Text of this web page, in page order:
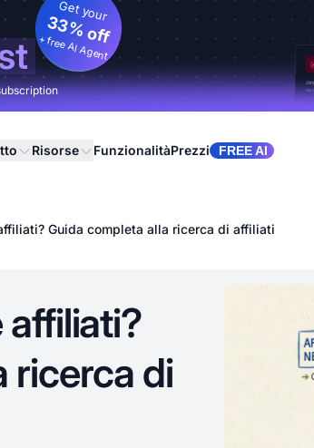
Get your
33% off
+ free AI Agent
Risorse FunzionalitàPrezzi FREE AI
Guida completa alla ricerca di affiliati
affiliati?
ricerca di